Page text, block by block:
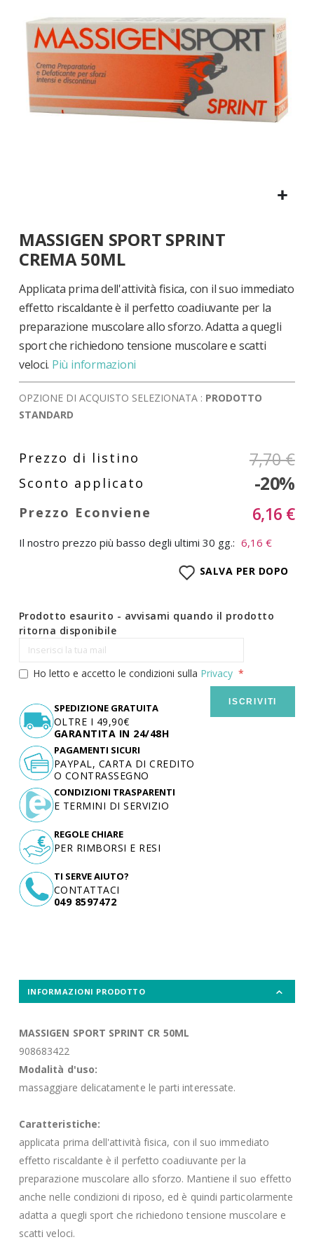
immagini
all'inizio
della
galleria
di
immagini
MASSIGEN SPORT SPRINT
CREMA 50ML
Applicata prima dell'attività fisica, con il suo immediato
effetto riscaldante è il perfetto coadiuvante per la
preparazione muscolare allo sforzo. Adatta a quegli
sport che richiedono tensione muscolare e scatti
veloci. Più informazioni
OPZIONE DI ACQUISTO SELEZIONATA : PRODOTTO
STANDARD
7,70 €
-20%
6,16 €
Il nostro prezzo più basso degli ultimi 30 gg.: 6,16 €
SALVA PER DOPO
Prodotto esaurito - avvisami quando il prodotto
ritorna disponibile
Ho letto e accetto le condizioni sulla Privacy
ISCRIVITI
SPEDIZIONE GRATUITA
OLTRE I 49,90€
GARANTITA IN 24/48H
TI SERVE AIUTO?
CONTATTACI
049 8597472
PAGAMENTI SICURI
PAYPAL, CARTA DI CREDITO
O CONTRASSEGNO
CONDIZIONI TRASPARENTI
E TERMINI DI SERVIZIO
REGOLE CHIARE
PER RIMBORSI E RESI
INFORMAZIONI PRODOTTO
MASSIGEN SPORT SPRINT CR 50ML
908683422
Modalità d'uso:
massaggiare delicatamente le parti interessate.
Caratteristiche:
applicata prima dell'attività fisica, con il suo immediato
effetto riscaldante è il perfetto coadiuvante per la
preparazione muscolare allo sforzo. Mantiene il suo effetto
anche nelle condizioni di riposo, ed è quindi particolarmente
adatta a quegli sport che richiedono tensione muscolare e
scatti veloci.